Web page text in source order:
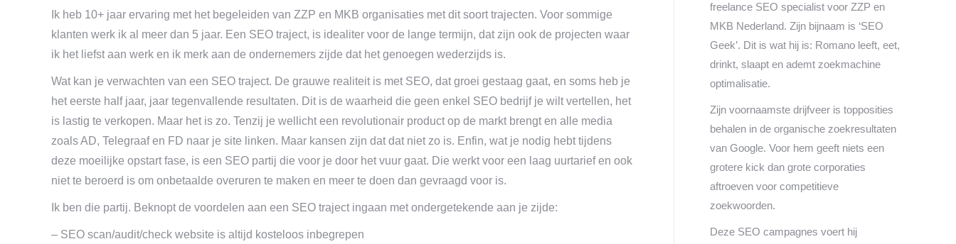
Ik heb 10+ jaar ervaring met het begeleiden van ZZP en MKB organisaties met dit soort trajecten. Voor sommige
klanten werk ik al meer dan 5 jaar. Een SEO traject, is idealiter voor de lange termijn, dat zijn ook de projecten waar
ik het liefst aan werk en ik merk aan de ondernemers zijde dat het genoegen wederzijds is.
Wat kan je verwachten van een SEO traject. De grauwe realiteit is met SEO, dat groei gestaag gaat, en soms heb je
het eerste half jaar, jaar tegenvallende resultaten. Dit is de waarheid die geen enkel SEO bedrijf je wilt vertellen, het
is lastig te verkopen. Maar het is zo. Tenzij je wellicht een revolutionair product op de markt brengt en alle media
zoals AD, Telegraaf en FD naar je site linken. Maar kansen zijn dat dat niet zo is. Enfin, wat je nodig hebt tijdens
deze moeilijke opstart fase, is een SEO partij die voor je door het vuur gaat. Die werkt voor een laag uurtarief en ook
niet te beroerd is om onbetaalde overuren te maken en meer te doen dan gevraagd voor is.
Ik ben die partij. Beknopt de voordelen aan een SEO traject ingaan met ondergetekende aan je zijde:
– SEO scan/audit/check website is altijd kosteloos inbegrepen
freelance SEO specialist voor ZZP en
MKB Nederland. Zijn bijnaam is ‘SEO
Geek’. Dit is wat hij is: Romano leeft, eet,
drinkt, slaapt en ademt zoekmachine
optimalisatie.
Zijn voornaamste drijfveer is topposities
behalen in de organische zoekresultaten
van Google. Voor hem geeft niets een
grotere kick dan grote corporaties
aftroeven voor competitieve
zoekwoorden.
Deze SEO campagnes voert hij